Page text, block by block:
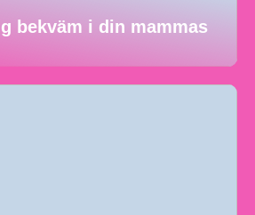
bekväm i din mammas